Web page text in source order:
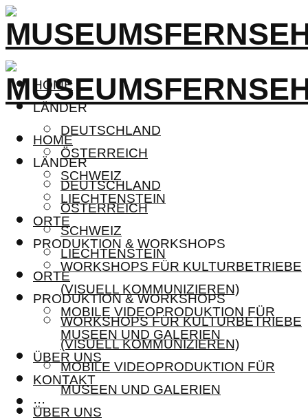
HOME
LÄNDER
DEUTSCHLAND
ÖSTERREICH
SCHWEIZ
LIECHTENSTEIN
ORTE
PRODUKTION & WORKSHOPS
WORKSHOPS FÜR KULTURBETRIEBE
(VISUELL KOMMUNIZIEREN)
MOBILE VIDEOPRODUKTION FÜR
MUSEEN UND GALERIEN
ÜBER UNS
KONTAKT
···
HOME
LÄNDER
DEUTSCHLAND
ÖSTERREICH
SCHWEIZ
LIECHTENSTEIN
ORTE
PRODUKTION & WORKSHOPS
WORKSHOPS FÜR KULTURBETRIEBE
(VISUELL KOMMUNIZIEREN)
MOBILE VIDEOPRODUKTION FÜR
MUSEEN UND GALERIEN
ÜBER UNS